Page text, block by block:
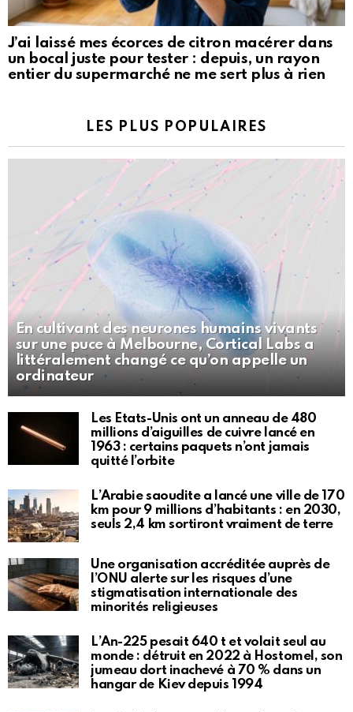
J’ai laissé mes écorces de citron macérer dans
un bocal juste pour tester : depuis, un rayon
entier du supermarché ne me sert plus à rien
LES PLUS POPULAIRES
En cultivant des neurones humains vivants
sur une puce à Melbourne, Cortical Labs a
littéralement changé ce qu’on appelle un
ordinateur
Les États-Unis ont un anneau de 480
millions d’aiguilles de cuivre lancé en
1963 : certains paquets n’ont jamais
quitté l’orbite
L’Arabie saoudite a lancé une ville de 170
km pour 9 millions d’habitants : en 2030,
seuls 2,4 km sortiront vraiment de terre
Une organisation accréditée auprès de
l’ONU alerte sur les risques d’une
stigmatisation internationale des
minorités religieuses
L’An-225 pesait 640 t et volait seul au
monde : détruit en 2022 à Hostomel, son
jumeau dort inachevé à 70 % dans un
hangar de Kiev depuis 1994